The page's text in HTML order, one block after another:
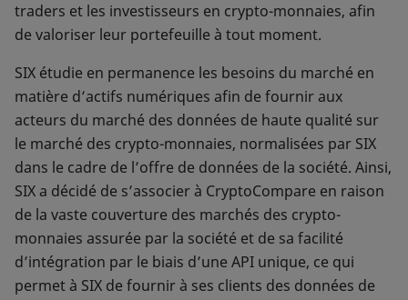
traders et les investisseurs en crypto-monnaies, afin
de valoriser leur portefeuille à tout moment.
SIX étudie en permanence les besoins du marché en
matière d’actifs numériques afin de fournir aux
acteurs du marché des données de haute qualité sur
le marché des crypto-monnaies, normalisées par SIX
dans le cadre de l’offre de données de la société. Ainsi,
SIX a décidé de s’associer à CryptoCompare en raison
de la vaste couverture des marchés des crypto-
monnaies assurée par la société et de sa facilité
d’intégration par le biais d’une API unique, ce qui
permet à SIX de fournir à ses clients des données de